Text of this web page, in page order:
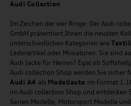
Audi Collection
Im Zeichen der vier Ringe: Der Audi
GmbH präsentiert Ihnen die neusten
unterschiedlichen Kategorien wie
Lederartikel oder Miniaturen. Sie sind
Audi Jacke für Herren? Egal ob
Audi collection Shop werden Sie sicher
Audi A4 als Modellauto im Format
im Audi collection Shop und entdecken
Serien Modelle, Motorsport Modelle